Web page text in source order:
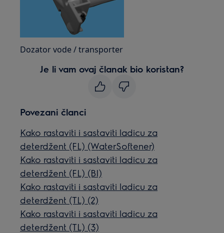
Dozator vode / transporter
Je li vam ovaj članak bio koristan?
Povezani članci
Kako rastaviti i sastaviti ladicu za
deterdžent (FL) (WaterSoftener)
Kako rastaviti i sastaviti ladicu za
deterdžent (FL) (BI)
Kako rastaviti i sastaviti ladicu za
deterdžent (TL) (2)
Kako rastaviti i sastaviti ladicu za
deterdžent (TL) (3)